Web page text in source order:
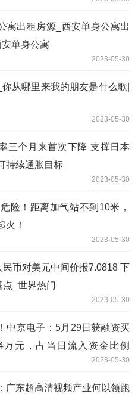
寓出租房源_西安单身公寓出
单身公寓
2023-05-30
从哪里来我的朋友是什么歌|
2023-05-30
三个月来首次下降 支撑日本
持续通胀目标
2023-05-30
险！距离加气站不到10米，
火！
2023-05-30
民币对美元中间价报7.0818 下
_世界热门
2023-05-30
中京电子：5月29日获融资买
万元，占当日流入资金比例
2023-05-30
广东超高清视频产业何以领跑